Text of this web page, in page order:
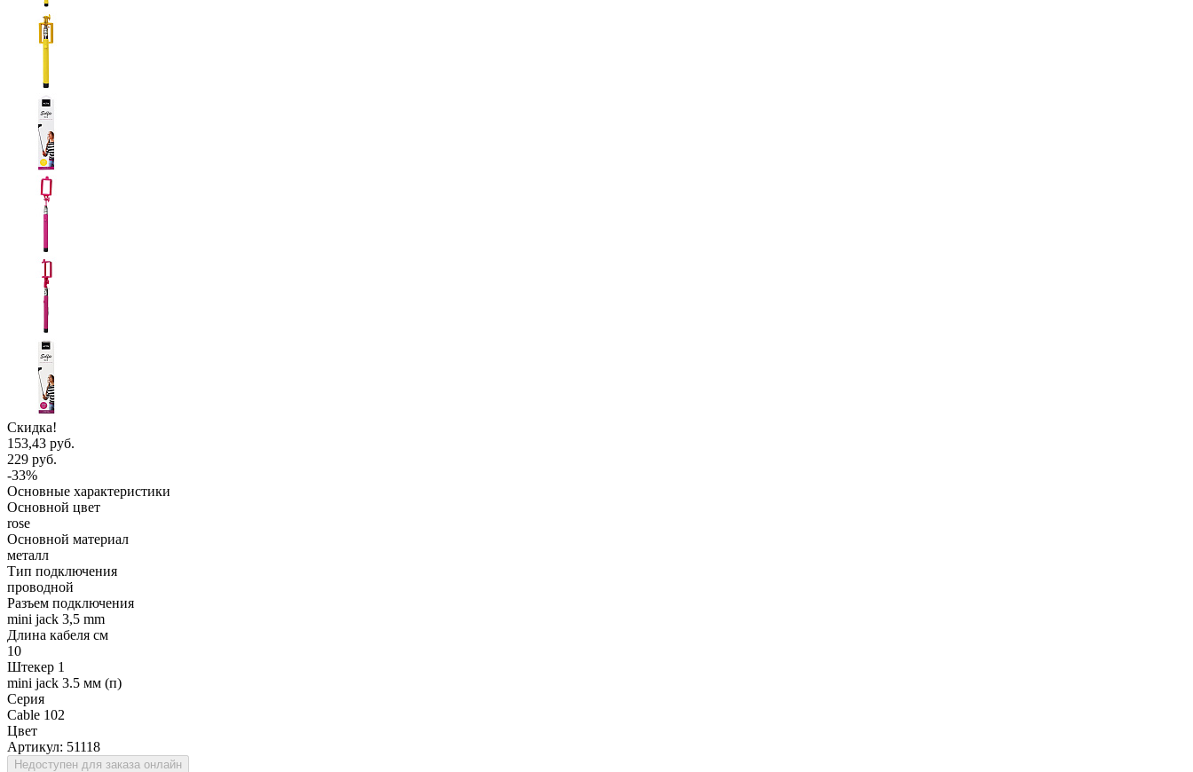
Скидка!
153,43 руб.
229 руб.
-33%
Основные характеристики
Основной цвет
rose
Основной материал
металл
Тип подключения
проводной
Разъем подключения
mini jack 3,5 mm
Длина кабеля см
10
Штекер 1
mini jack 3.5 мм (п)
Серия
Cable 102
Цвет
Артикул: 51118
Недоступен для заказа онлайн